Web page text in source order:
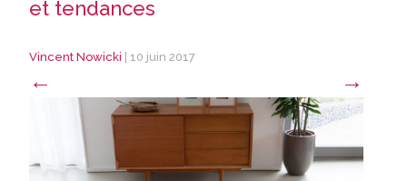
et tendances
Vincent Nowicki 10 juin 2017
← →